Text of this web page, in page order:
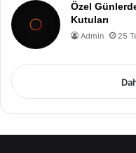
Özel
Kutuları
Admin 25